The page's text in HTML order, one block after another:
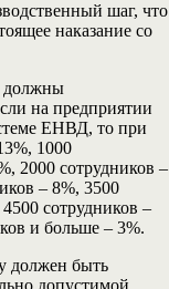
шаг, что
наказание со
должны
на предприятии
ЕНВД, то при
1000
2000 сотрудников –
– 8%, 3500
сотрудников –
и больше – 3%.
должен быть
допустимой